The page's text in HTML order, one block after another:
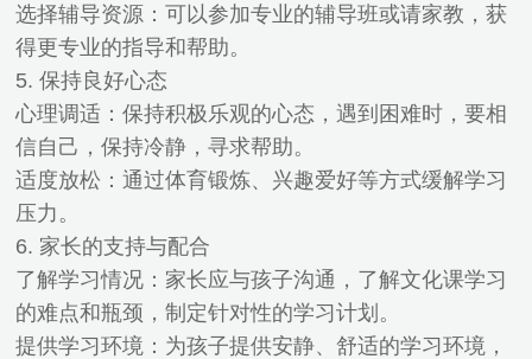
选择辅导资源：可以参加专业的辅导班或请家教，获
得更专业的指导和帮助。
5. 保持良好心态
心理调适：保持积极乐观的心态，遇到困难时，要相
信自己，保持冷静，寻求帮助。
适度放松：通过体育锻炼、兴趣爱好等方式缓解学习
压力。
6. 家长的支持与配合
了解学习情况：家长应与孩子沟通，了解文化课学习
的难点和瓶颈，制定针对性的学习计划。
提供学习环境：为孩子提供安静、舒适的学习环境，